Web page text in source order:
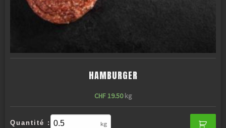
HAMBURGER
CHF19.50 kg
Quantité : kg